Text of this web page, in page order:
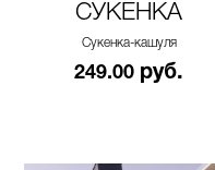
СУКЕНКА
Сукенка-кашуля
249.00 руб.